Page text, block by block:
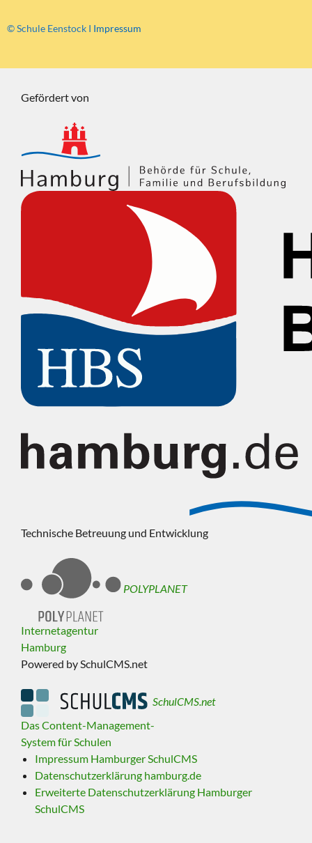
© Schule Eenstock I Impressum
Gefördert von
Technische Betreuung und Entwicklung
POLYPLANET
Internetagentur
Hamburg
Powered by SchulCMS.net
SchulCMS.net
Das Content-Management-
System für Schulen
Impressum Hamburger SchulCMS
Datenschutzerklärung hamburg.de
Erweiterte Datenschutzerklärung Hamburger
SchulCMS